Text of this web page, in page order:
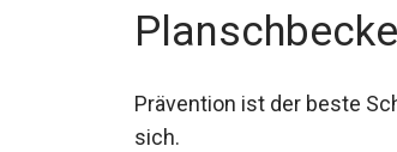
Prävention ist der beste
sich.